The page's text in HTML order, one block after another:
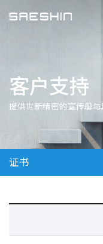
客户支持
提供世新精密的宣传册
证书